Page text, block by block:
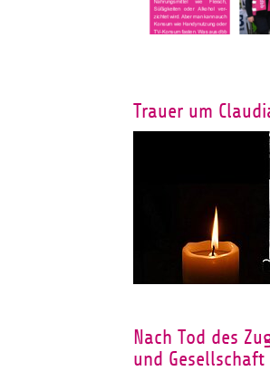
Trauer um
Nach Tod des
und Gesellschaft